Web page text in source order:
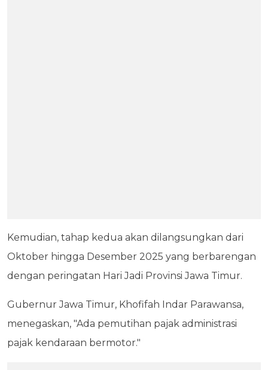
Kemudian, tahap kedua akan dilangsungkan dari
Oktober hingga Desember 2025 yang berbarengan
dengan peringatan Hari Jadi Provinsi Jawa Timur.
Gubernur Jawa Timur, Khofifah Indar Parawansa,
menegaskan, "Ada pemutihan pajak administrasi
pajak kendaraan bermotor."